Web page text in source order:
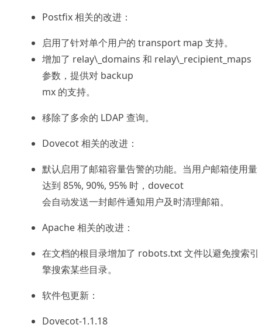
Postfix 相关的改进：
启用了针对单个用户的 transport map 支持。
增加了 relay\_domains 和 relay\_recipient_maps
参数，提供对 backup
mx 的支持。
移除了多余的 LDAP 查询。
Dovecot 相关的改进：
默认启用了邮箱容量告警的功能。当用户邮箱使用量
达到 85%, 90%, 95% 时，dovecot
会自动发送一封邮件通知用户及时清理邮箱。
Apache 相关的改进：
在文档的根目录增加了 robots.txt 文件以避免搜索引
擎搜索某些目录。
软件包更新：
Dovecot-1.1.18